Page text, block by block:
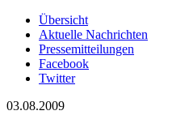
Übersicht
Aktuelle Nachrichten
Pressemitteilungen
Facebook
Twitter
03.08.2009